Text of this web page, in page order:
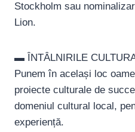
Stockholm sau
Lion.
▬ ÎNTÂLNIRILE
Punem în același loc
proiecte culturale de
domeniul cultural local,
experiență.